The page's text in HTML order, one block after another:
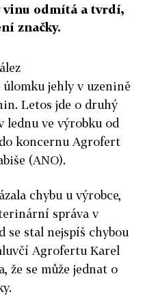
odmítá a tvrdí,
značky.
jehly v uzenině
Letos jde o druhý
lednu ve výrobku od
koncernu Agrofert
(ANO).
chybu u výrobce,
správa v
se stal nejspíš chybou
Agrofertu Karel
že se může jednat o